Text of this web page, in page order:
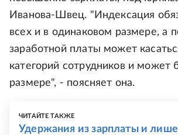
Иванова-Швец. "Индексация
всех и в одинаковом размере, а
заработной платы может
категорий сотрудников и может
размере", - поясняет она.
ЧИТАЙТЕ ТАКЖЕ
Удержания из зарплаты и